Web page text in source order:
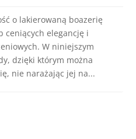
o lakierowaną boazerię
ceniących elegancję i
W niniejszym
dzięki którym można
nie narażając jej na...